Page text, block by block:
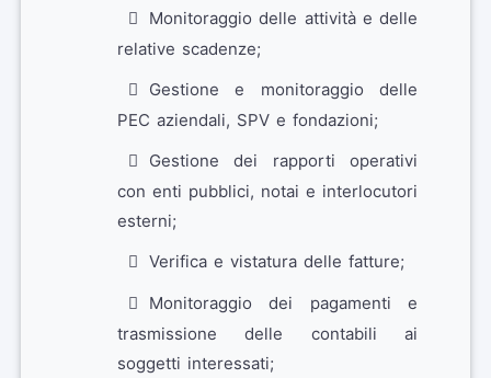
Monitoraggio delle attività e delle
relative scadenze;
Gestione e monitoraggio delle
PEC aziendali, SPV e fondazioni;
Gestione dei rapporti operativi
con enti pubblici, notai e interlocutori
esterni;
Verifica e vistatura delle fatture;
Monitoraggio dei pagamenti e
trasmissione delle contabili ai
soggetti interessati;